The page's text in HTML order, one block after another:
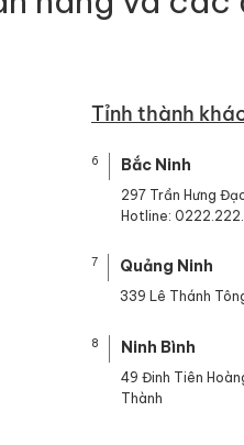
Tỉnh thành
6 Bắc Ninh
297 Trần Hưng
Hotline:
7 Quảng Ninh
339 Lê Thánh
8 Ninh Bình
49 Đinh Tiên
Thành